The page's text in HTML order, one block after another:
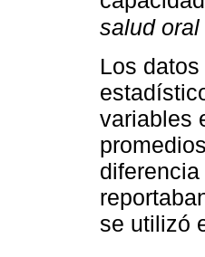
salud oral
Los
variables
se utilizó